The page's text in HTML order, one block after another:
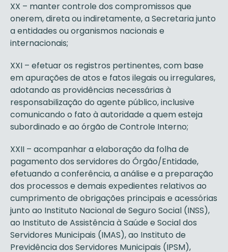
XX – manter controle dos compromissos que
onerem, direta ou indiretamente, a Secretaria junto
a entidades ou organismos nacionais e
internacionais;
XXI – efetuar os registros pertinentes, com base
em apurações de atos e fatos ilegais ou irregulares,
adotando as providências necessárias à
responsabilização do agente público, inclusive
comunicando o fato à autoridade a quem esteja
subordinado e ao órgão de Controle Interno;
XXII – acompanhar a elaboração da folha de
pagamento dos servidores do Órgão/Entidade,
efetuando a conferência, a análise e a preparação
dos processos e demais expedientes relativos ao
cumprimento de obrigações principais e acessórias
junto ao Instituto Nacional de Seguro Social (INSS),
ao Instituto de Assistência à Saúde e Social dos
Servidores Municipais (IMAS), ao Instituto de
Previdência dos Servidores Municipais (IPSM),